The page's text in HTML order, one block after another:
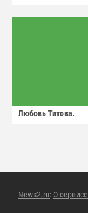
Любовь Титова.
News2.ru: О сервисе